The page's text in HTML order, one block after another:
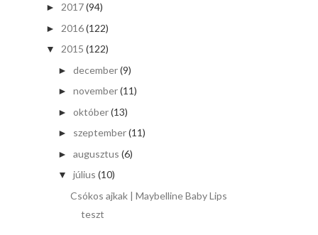
► 2017(94)
► 2016(122)
▼ 2015 (122)
► december(9)
► november(11)
► október(13)
► szeptember(11)
► augusztus (6)
▼ július (10)
Csókos ajkak | Maybelline Baby Lips
teszt